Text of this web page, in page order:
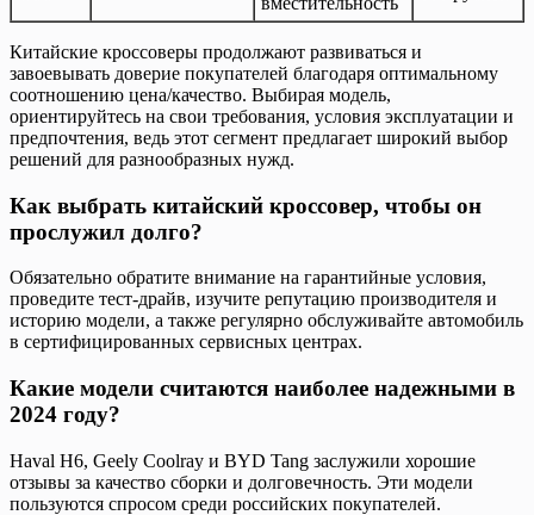
Китайские кроссоверы продолжают развиваться и
завоевывать доверие покупателей благодаря оптимальному
соотношению цена/качество. Выбирая модель,
ориентируйтесь на свои требования, условия эксплуатации и
предпочтения, ведь этот сегмент предлагает широкий выбор
решений для разнообразных нужд.
Как выбрать китайский кроссовер, чтобы он
прослужил долго?
Обязательно обратите внимание на гарантийные условия,
проведите тест-драйв, изучите репутацию производителя и
историю модели, а также регулярно обслуживайте автомобиль
в сертифицированных сервисных центрах.
Какие модели считаются наиболее надежными в
2024 году?
Haval H6, Geely Coolray и BYD Tang заслужили хорошие
отзывы за качество сборки и долговечность. Эти модели
пользуются спросом среди российских покупателей.